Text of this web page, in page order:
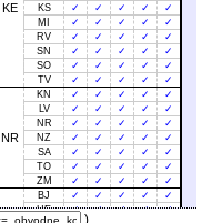
KE
KS
✓ ✓ ✓ ✓
✓
MI
✓ ✓ ✓ ✓
✓
RV
✓ ✓ ✓ ✓
✓
SN
✓ ✓ ✓ ✓
✓
SO
✓ ✓ ✓ ✓
✓
TV
✓ ✓ ✓ ✓ ✓
NR
KN ✓ ✓ ✓ ✓
✓
LV
✓ ✓ ✓ ✓
✓
NR
✓ ✓ ✓ ✓
✓
NZ
✓ ✓ ✓ ✓
✓
SA
✓ ✓ ✓ ✓
✓
TO
✓ ✓ ✓ ✓
✓
ZM
✓ ✓ ✓ ✓
✓
BJ
✓ ✓ ✓ ✓
✓
HE
✓ ✓ ✓ ✓
✓